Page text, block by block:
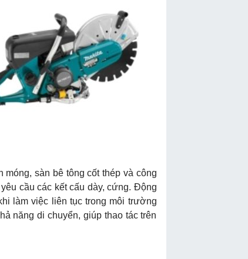
sàn bê tông cốt thép và công
cầu các kết cấu dày, cứng. Động
làm việc liên tục trong môi trường
năng di chuyển, giúp thao tác trên